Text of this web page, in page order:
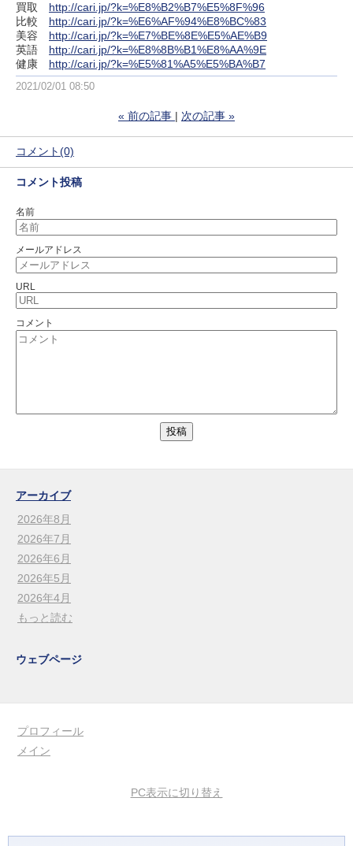
買取 http://cari.jp/?k=%E8%B2%B7%E5%8F%96
比較 http://cari.jp/?k=%E6%AF%94%E8%BC%83
美容 http://cari.jp/?k=%E7%BE%8E%E5%AE%B9
英語 http://cari.jp/?k=%E8%8B%B1%E8%AA%9E
健康 http://cari.jp/?k=%E5%81%A5%E5%BA%B7
2021/02/01 08:50
« 前の記事 次の記事 »
コメント(0)
コメント投稿
名前
メールアドレス
URL
コメント
アーカイブ
2026年8月
2026年7月
2026年6月
2026年5月
2026年4月
もっと読む
ウェブページ
プロフィール
メイン
PC表示に切り替え